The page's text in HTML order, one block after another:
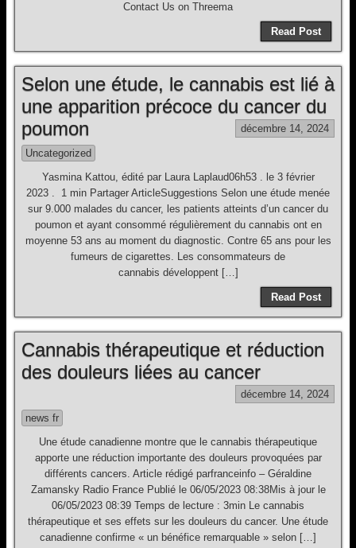
Contact Us on Threema
Read Post
Selon une étude, le cannabis est lié à
une apparition précoce du cancer du
poumon
décembre 14, 2024
Uncategorized
Yasmina Kattou, édité par Laura Laplaud06h53 . le 3 février
2023 . 1 min Partager ArticleSuggestions Selon une étude menée
sur 9.000 malades du cancer, les patients atteints d’un cancer du
poumon et ayant consommé régulièrement du cannabis ont en
moyenne 53 ans au moment du diagnostic. Contre 65 ans pour les
fumeurs de cigarettes. Les consommateurs de
cannabis développent […]
Read Post
Cannabis thérapeutique et réduction
des douleurs liées au cancer
décembre 14, 2024
news fr
Une étude canadienne montre que le cannabis thérapeutique
apporte une réduction importante des douleurs provoquées par
différents cancers. Article rédigé parfranceinfo – Géraldine
Zamansky Radio France Publié le 06/05/2023 08:38Mis à jour le
06/05/2023 08:39 Temps de lecture : 3min Le cannabis
thérapeutique et ses effets sur les douleurs du cancer. Une étude
canadienne confirme « un bénéfice remarquable » selon […]